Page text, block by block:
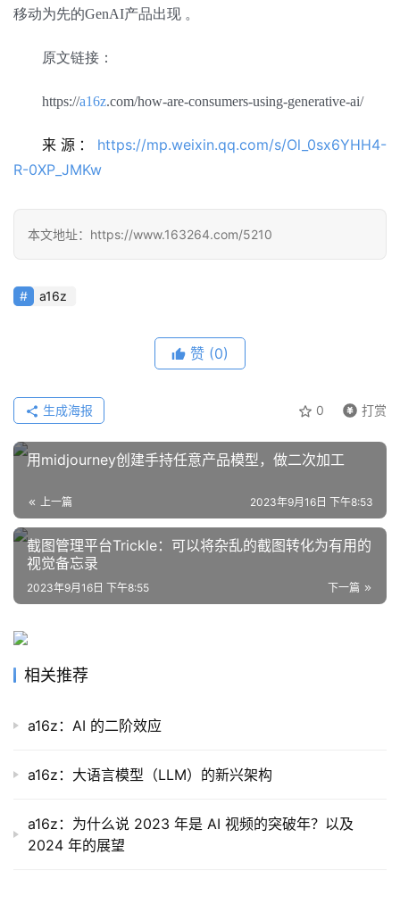
框
移动为先的GenAI产品出现 。
原文链接：
https://a16z.com/how-are-consumers-using-generative-ai/
来源： https://mp.weixin.qq.com/s/Ol_0sx6YHH4-
R-0XP_JMKw
本文地址：https://www.163264.com/5210
a16z
赞 (0)
0 打赏
生成海报
用midjourney创建手持任意产品模型，做二次加工
上一篇 2023年9月16日 下午8:53
截图管理平台Trickle：可以将杂乱的截图转化为有用的
视觉备忘录
下一篇
2023年9月16日 下午8:55
相关推荐
a16z：AI 的二阶效应
a16z：大语言模型（LLM）的新兴架构
a16z：为什么说 2023 年是 AI 视频的突破年？以及
2024 年的展望